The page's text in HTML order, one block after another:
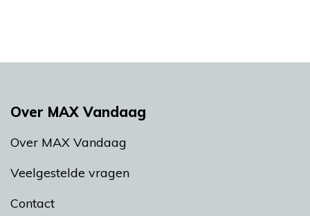
Over MAX Vandaag
Over MAX Vandaag
Veelgestelde vragen
Contact